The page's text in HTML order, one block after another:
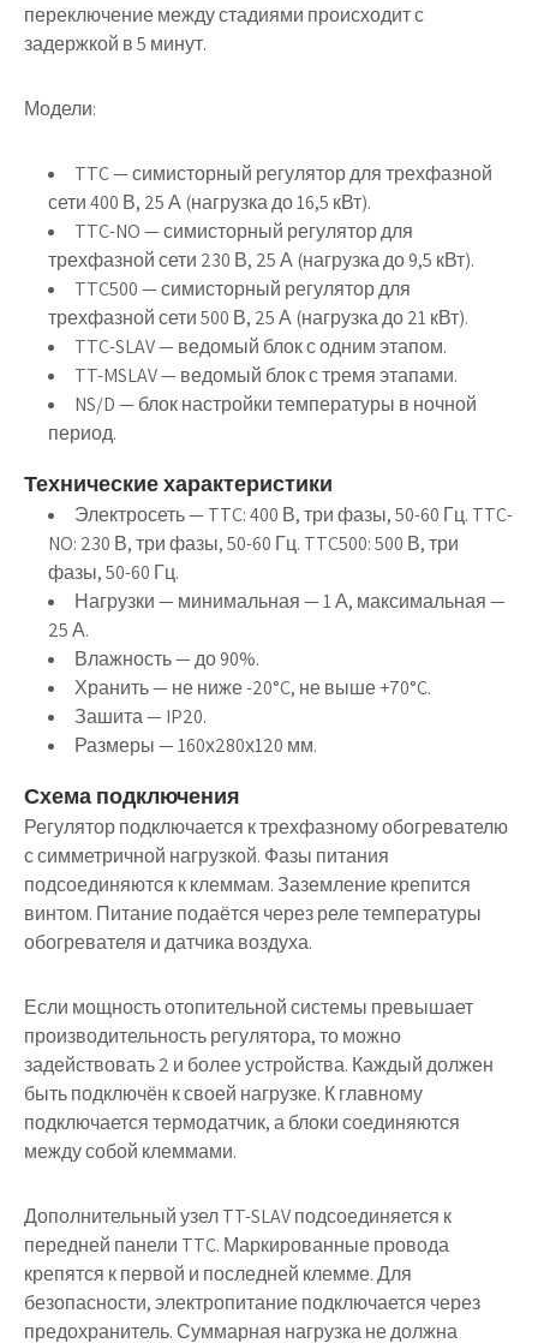
переключение между стадиями происходит с
задержкой в 5 минут.
Модели:
TTC — симисторный регулятор для трехфазной
сети 400 В, 25 А (нагрузка до 16,5 кВт).
TTC-NO — симисторный регулятор для
трехфазной сети 230 В, 25 А (нагрузка до 9,5 кВт).
TTC500 — симисторный регулятор для
трехфазной сети 500 В, 25 А (нагрузка до 21 кВт).
TTC-SLAV — ведомый блок с одним этапом.
TT-MSLAV — ведомый блок с тремя этапами.
NS/D — блок настройки температуры в ночной
период.
Технические характеристики
Электросеть — TTC: 400 В, три фазы, 50-60 Гц. TTC-
NO: 230 В, три фазы, 50-60 Гц. TTC500: 500 В, три
фазы, 50-60 Гц.
Нагрузки — минимальная — 1 А, максимальная —
25 А.
Влажность — до 90%.
Хранить — не ниже -20°C, не выше +70°C.
Зашита — IP20.
Размеры — 160х280х120 мм.
Схема подключения
Регулятор подключается к трехфазному обогревателю
с симметричной нагрузкой. Фазы питания
подсоединяются к клеммам. Заземление крепится
винтом. Питание подаётся через реле температуры
обогревателя и датчика воздуха.
Если мощность отопительной системы превышает
производительность регулятора, то можно
задействовать 2 и более устройства. Каждый должен
быть подключён к своей нагрузке. К главному
подключается термодатчик, а блоки соединяются
между собой клеммами.
Дополнительный узел TT-SLAV подсоединяется к
передней панели TTC. Маркированные провода
крепятся к первой и последней клемме. Для
безопасности, электропитание подключается через
предохранитель. Суммарная нагрузка не должна